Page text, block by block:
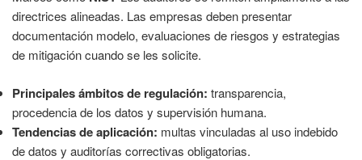
directrices alineadas. Las empresas deben presentar
documentación modelo, evaluaciones de riesgos y estrategias
de mitigación cuando se les solicite.
Principales ámbitos de regulación: transparencia,
procedencia de los datos y supervisión humana.
Tendencias de aplicación: multas vinculadas al uso indebido
de datos y auditorías correctivas obligatorias.